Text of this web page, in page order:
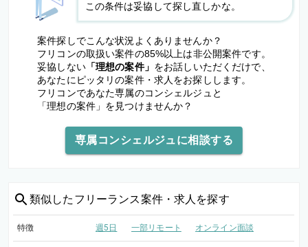
この条件は妥協して探し直しかな。
案件探しでこんな状況よくありませんか？
フリコンの取扱い案件の85%以上は非公開案件です。
妥協しない「理想の案件」 をお話しいただくだけで、
あなたにピッタリの案件・求人をお探しします。
フリコンであなた専属のコンシェルジュと
「理想の案件」を見つけませんか？
専属コンシェルジュに相談する
類似した フリーランス案件・求人を探す
特徴 週5日 一部リモート オンライン面談